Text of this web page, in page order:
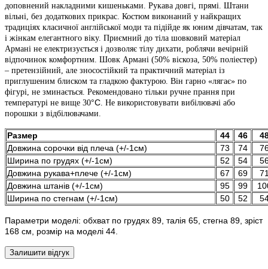
доповнений накладними кишеньками. Рукава довгі, прямі. Штани
вільні, без додаткових прикрас. Костюм виконаний у найкращих
традиціях класичної англійської моди та підійде як юним дівчатам, так
і жінкам елегантного віку. Приємний до тіла шовковий матеріал
Армані не електризується і дозволяє тілу дихати, роблячи вечірній
відпочинок комфортним. Шовк Армані (50% віскоза, 50% поліестер)
– претензійний, але зносостійкий та практичний матеріал із
приглушеним блиском та гладкою фактурою. Він гарно «лягає» по
фігурі, не зминається. Рекомендовано тільки ручне прання при
температурі не вище 30°C . Не використовувати вибілювачі або
порошки з відбілювачами.
Размер 44 46
Довжина сорочки від плеча (+/-1см)
73 74
Ширина по грудях (+/-1см)
52 54
Довжина рукава+плече (+/-1см)
67 69
Довжина штанів (+/-1см)
95 99
Ширина по стегнам (+/-1см)
50 52
Параметри моделі: обхват по грудях 89, талія 65, стегна 89, зріст
168 см, розмір на моделі 44.
Залишити відгук